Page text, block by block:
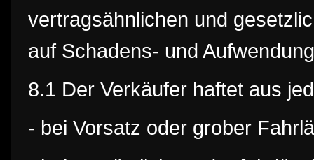
vertragsähnlichen und
auf Schadens- und
8.1 Der Verkäufer haftet aus
- bei Vorsatz oder grober